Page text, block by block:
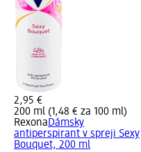
2,95 €
200 ml (1,48 € za 100 ml)
RexonaDámsky
antiperspirant v spreji Sexy
Bouquet, 200 ml